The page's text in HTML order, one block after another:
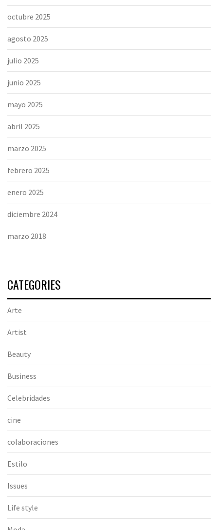
octubre 2025
agosto 2025
julio 2025
junio 2025
mayo 2025
abril 2025
marzo 2025
febrero 2025
enero 2025
diciembre 2024
marzo 2018
CATEGORIES
Arte
Artist
Beauty
Business
Celebridades
cine
colaboraciones
Estilo
Issues
Life style